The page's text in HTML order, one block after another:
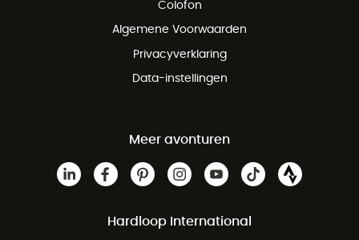
Colofon
Algemene Voorwaarden
Privacyverklaring
Data-instellingen
Meer avonturen
Hardloop International